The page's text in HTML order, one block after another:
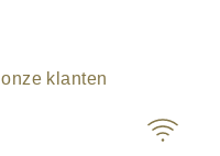
klanten